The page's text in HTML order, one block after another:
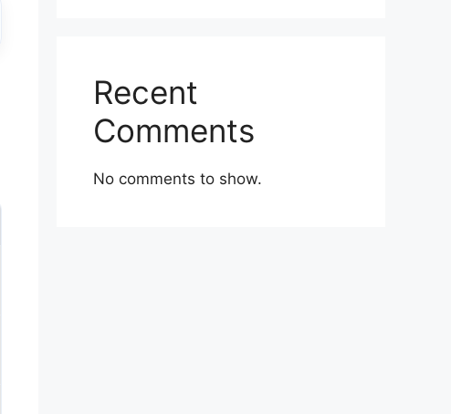
Recent
Comments
No comments to show.